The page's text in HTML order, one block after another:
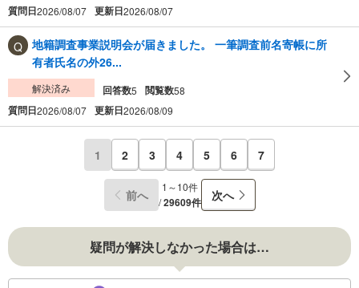
質問日2026/08/07 更新日2026/08/07
地籍調査事業説明会が届きました。 一筆調査前名寄帳に所
有者氏名の外26...
解決済み 回答数5 閲覧数58
質問日2026/08/07 更新日2026/08/09
1 2 3 4 5 6 7
前へ
1～10件
/29609件 次へ
疑問が解決しなかった場合は…